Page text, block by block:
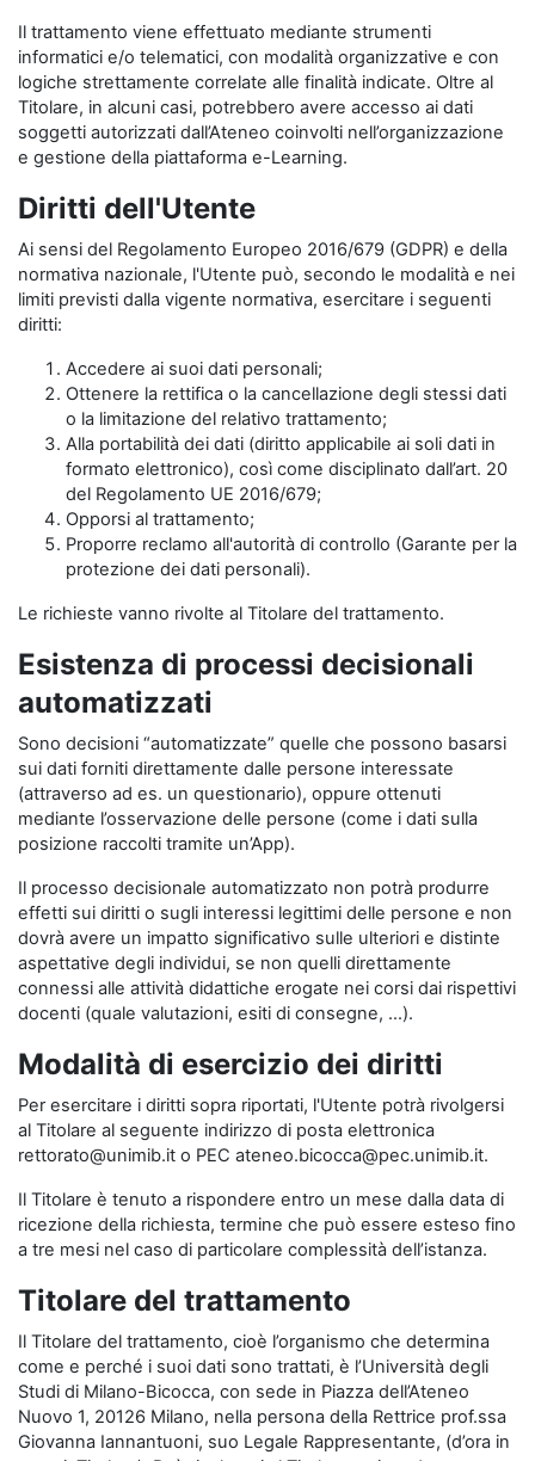
Il trattamento viene effettuato mediante strumenti
informatici e/o telematici, con modalità organizzative e con
logiche strettamente correlate alle finalità indicate. Oltre al
Titolare, in alcuni casi, potrebbero avere accesso ai dati
soggetti autorizzati dall’Ateneo coinvolti nell’organizzazione
e gestione della piattaforma e-Learning.
Diritti dell'Utente
Ai sensi del Regolamento Europeo 2016/679 (GDPR) e della
normativa nazionale, l'Utente può, secondo le modalità e nei
limiti previsti dalla vigente normativa, esercitare i seguenti
diritti:
Accedere ai suoi dati personali;
Ottenere la rettifica o la cancellazione degli stessi dati
o la limitazione del relativo trattamento;
Alla portabilità dei dati (diritto applicabile ai soli dati in
formato elettronico), così come disciplinato dall’art. 20
del Regolamento UE 2016/679;
Opporsi al trattamento;
Proporre reclamo all'autorità di controllo (Garante per la
protezione dei dati personali).
Le richieste vanno rivolte al Titolare del trattamento.
Esistenza di processi decisionali
automatizzati
Sono decisioni “automatizzate” quelle che possono basarsi
sui dati forniti direttamente dalle persone interessate
(attraverso ad es. un questionario), oppure ottenuti
mediante l’osservazione delle persone (come i dati sulla
posizione raccolti tramite un’App).
Il processo decisionale automatizzato non potrà produrre
effetti sui diritti o sugli interessi legittimi delle persone e non
dovrà avere un impatto significativo sulle ulteriori e distinte
aspettative degli individui, se non quelli direttamente
connessi alle attività didattiche erogate nei corsi dai rispettivi
docenti (quale valutazioni, esiti di consegne, …).
Modalità di esercizio dei diritti
Per esercitare i diritti sopra riportati, l'Utente potrà rivolgersi
al Titolare al seguente indirizzo di posta elettronica
rettorato@unimib.it o PEC ateneo.bicocca@pec.unimib.it.
Il Titolare è tenuto a rispondere entro un mese dalla data di
ricezione della richiesta, termine che può essere esteso fino
a tre mesi nel caso di particolare complessità dell’istanza.
Titolare del trattamento
Il Titolare del trattamento, cioè l’organismo che determina
come e perché i suoi dati sono trattati, è l’Università degli
Studi di Milano-Bicocca, con sede in Piazza dell’Ateneo
Nuovo 1, 20126 Milano, nella persona della Rettrice prof.ssa
Giovanna Iannantuoni, suo Legale Rappresentante, (d’ora in